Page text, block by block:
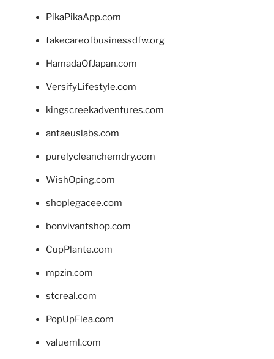
PikaPikaApp.com
takecareofbusinessdfw.org
HamadaOfJapan.com
VersifyLifestyle.com
kingscreekadventures.com
antaeuslabs.com
purelycleanchemdry.com
WishOping.com
shoplegacee.com
bonvivantshop.com
CupPlante.com
mpzin.com
stcreal.com
PopUpFlea.com
valueml.com